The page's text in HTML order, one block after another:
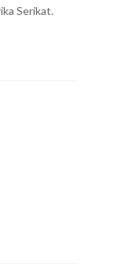
Serikat.